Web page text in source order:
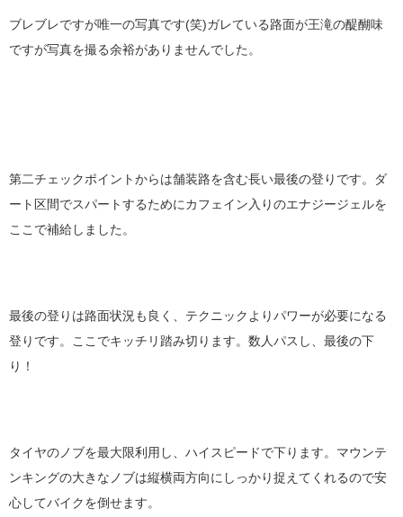
ブレブレですが唯一の写真です(笑)ガレている路面が王滝の醍醐味
ですが写真を撮る余裕がありませんでした。
第二チェックポイントからは舗装路を含む長い最後の登りです。ダ
ート区間でスパートするためにカフェイン入りのエナジージェルを
ここで補給しました。
最後の登りは路面状況も良く、テクニックよりパワーが必要になる
登りです。ここでキッチリ踏み切ります。数人パスし、最後の下
り！
タイヤのノブを最大限利用し、ハイスピードで下ります。マウンテ
ンキングの大きなノブは縦横両方向にしっかり捉えてくれるので安
心してバイクを倒せます。